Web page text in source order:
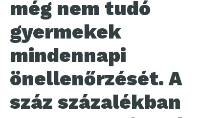
még nem tudó
gyermekek
mindennapi
önellenőrzését. A
száz százalékban